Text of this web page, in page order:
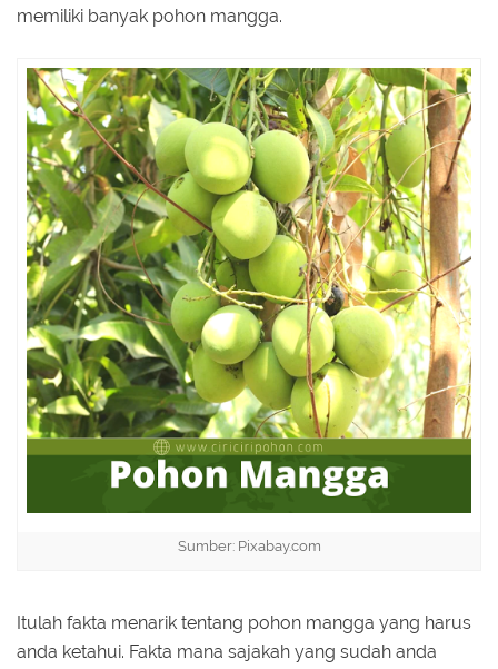
memiliki banyak pohon mangga.
Sumber: Pixabay.com
Itulah fakta menarik tentang pohon mangga yang harus
anda ketahui. Fakta mana sajakah yang sudah anda